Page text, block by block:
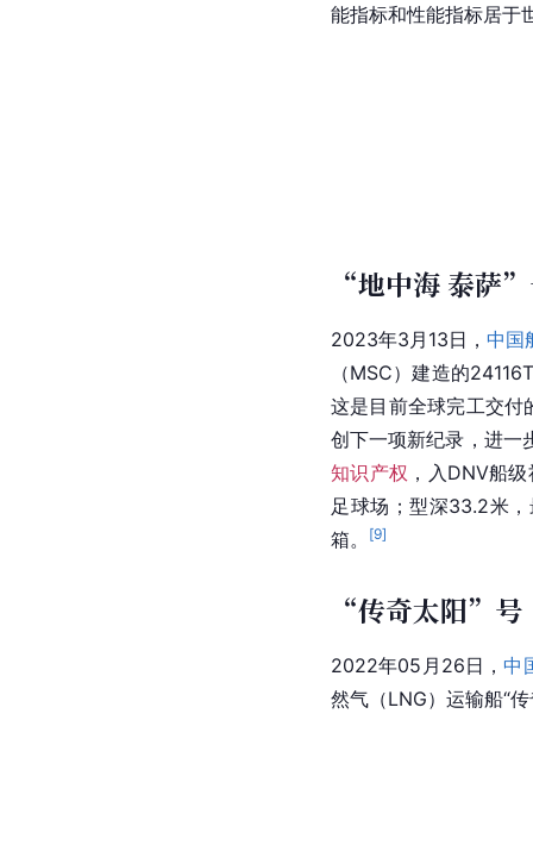
能指标和性能指标居于
“地中海 泰萨
2023年3月13日，中国
（MSC）建造的
这是目前全球完工交付
创下一项新纪录，进一
知识产权 ，入DNV船
足球场；型深33.2米
箱。
[9]
“传奇太阳”号
2022年05月26日，中
然气（LNG）运输船“